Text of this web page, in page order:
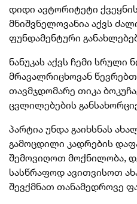
დიდი ავტორიტეტი
მნიშვნელოვანია აქვს
ფუნდამენტური
ნანუკას აქვს ჩემი სრული
მრავალრიცხოვან
თავმჯდომარე თიკა
ცვლილებების
პარტია უნდა გაიხსნას
გამოცდილი კადრების
შემოვიღოთ მოქნილობა,
სასწრაფოდ ავითვისოთ
შევქმნათ თანამედროვე